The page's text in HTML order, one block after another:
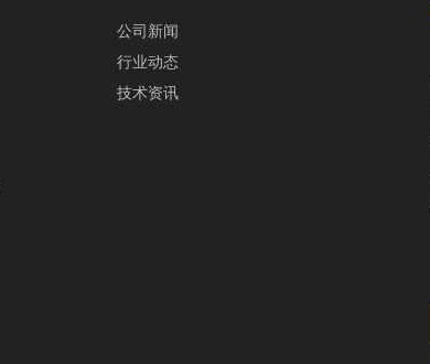
公司新闻
行业动态
技术资讯